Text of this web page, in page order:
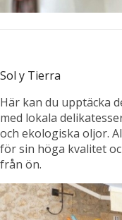
Sol y Tierra
Här kan du upptäcka
med lokala
och ekologiska oljor.
för sin höga kvalitet
från ön.